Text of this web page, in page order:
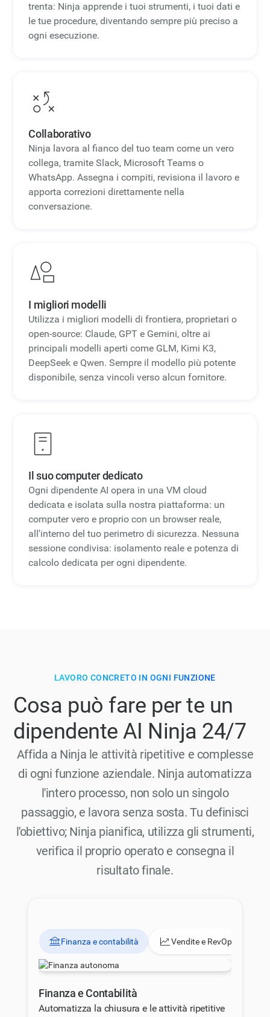
trenta: Ninja apprende i tuoi strumenti, i tuoi dati e
le tue procedure, diventando sempre più preciso a
ogni esecuzione.
Collaborativo
Ninja lavora al fianco del tuo team come un vero
collega, tramite Slack, Microsoft Teams o
WhatsApp. Assegna i compiti, revisiona il lavoro e
apporta correzioni direttamente nella
conversazione.
I migliori modelli
Utilizza i migliori modelli di frontiera, proprietari o
open-source: Claude, GPT e Gemini, oltre ai
principali modelli aperti come GLM, Kimi K3,
DeepSeek e Qwen. Sempre il modello più potente
disponibile, senza vincoli verso alcun fornitore.
Il suo computer dedicato
Ogni dipendente AI opera in una VM cloud
dedicata e isolata sulla nostra piattaforma: un
computer vero e proprio con un browser reale,
all'interno del tuo perimetro di sicurezza. Nessuna
sessione condivisa: isolamento reale e potenza di
calcolo dedicata per ogni dipendente.
LAVORO CONCRETO IN OGNI FUNZIONE
Cosa può fare per te un
dipendente AI Ninja 24/7
Affida a Ninja le attività ripetitive e complesse
di ogni funzione aziendale. Ninja automatizza
l'intero processo, non solo un singolo
passaggio, e lavora senza sosta. Tu definisci
l'obiettivo; Ninja pianifica, utilizza gli strumenti,
verifica il proprio operato e consegna il
risultato finale.
Finanza e contabilità Vendite e RevOps
Finanza e Contabilità
Automatizza la chiusura e le attività ripetitive